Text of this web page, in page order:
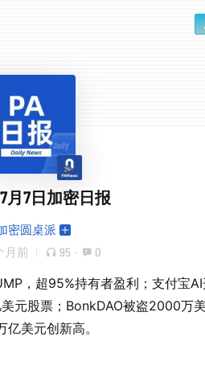
月7日加密日报
密圆桌派
月前 95 · 0
，超95%持有者盈利；支付宝
元股票；BonkDAO被盗2000万
美元创新高。